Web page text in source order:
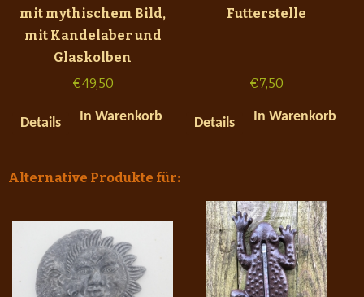
mit mythischem Bild,
mit Kandelaber und
Glaskolben
€49,50
Details In Warenkorb
Futterstelle
€7,50
Details In Warenkorb
Alternative Produkte für: